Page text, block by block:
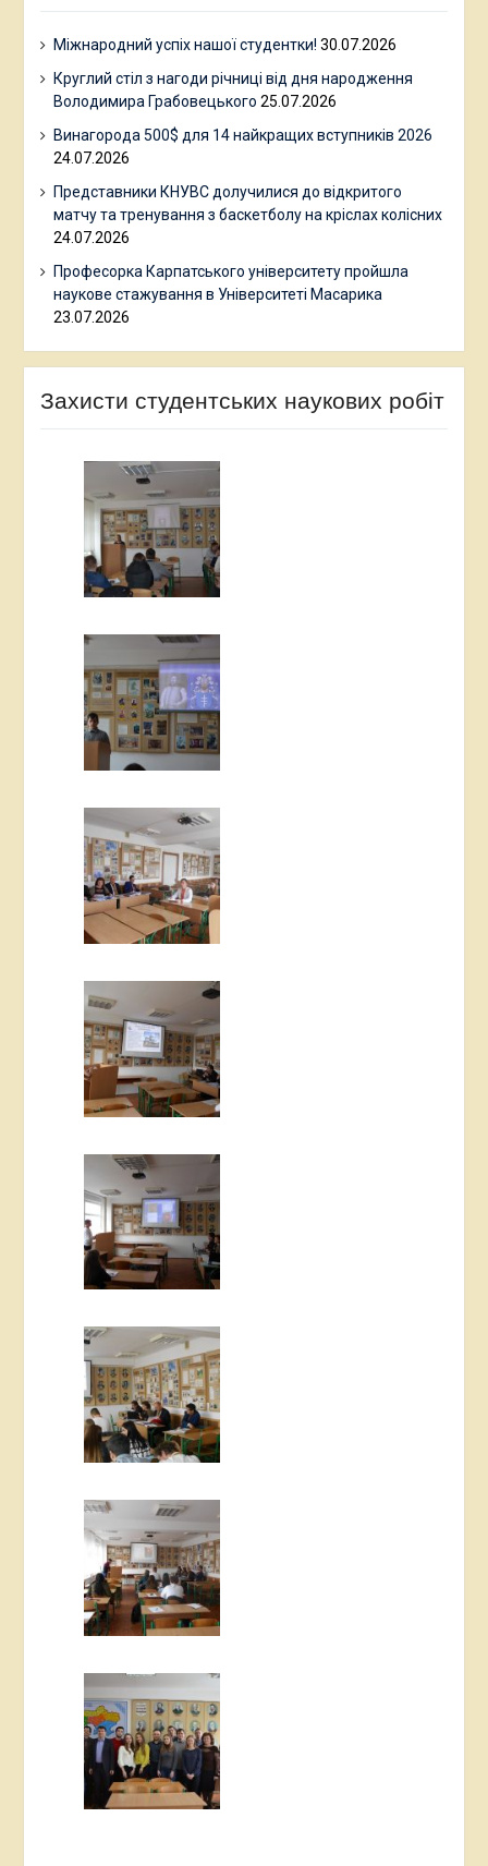
Міжнародний успіх нашої студентки! 30.07.2026
Круглий стіл з нагоди річниці від дня народження
Володимира Грабовецького 25.07.2026
Винагорода 500$ для 14 найкращих вступників 2026
24.07.2026
Представники КНУВС долучилися до відкритого
матчу та тренування з баскетболу на кріслах колісних
24.07.2026
Професорка Карпатського університету пройшла
наукове стажування в Університеті Масарика
23.07.2026
Захисти студентських наукових робіт